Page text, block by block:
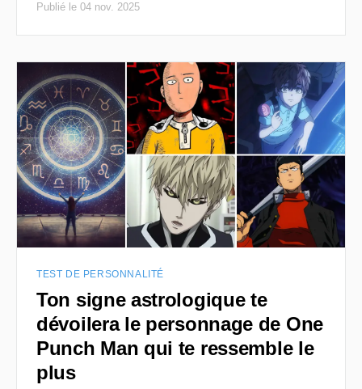
Publié le 04 nov. 2025
TEST DE PERSONNALITÉ
Ton signe astrologique te
dévoilera le personnage de One
Punch Man qui te ressemble le
plus